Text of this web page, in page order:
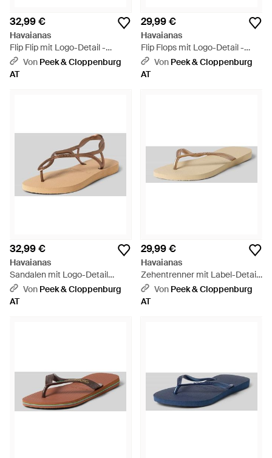
32,99 €
Havaianas
Flip Flip mit Logo-Detail -
Schwarz
Von Peek & Cloppenburg
AT
29,99 €
Havaianas
Flip Flops mit Logo-Detail -
Schwarz
Von Peek & Cloppenburg
AT
32,99 €
Havaianas
Sandalen mit Logo-Detail
Modell 'Luna' - Natur
Von Peek & Cloppenburg
AT
29,99 €
Havaianas
Zehentrenner mit Label-Detail
- Natur
Von Peek & Cloppenburg
AT